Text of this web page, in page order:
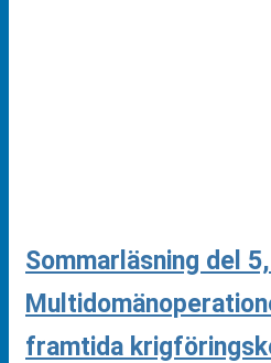
Sommarläsning del
framtida